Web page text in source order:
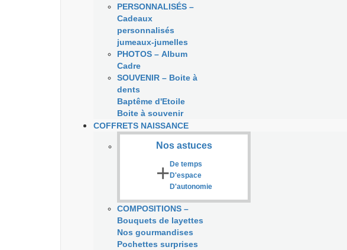
PERSONNALISÉS –
Cadeaux
personnalisés
jumeaux-jumelles
PHOTOS – Album
Cadre
SOUVENIR – Boite à
dents
Baptême d'Etoile
Boite à souvenir
COFFRETS NAISSANCE
Nos astuces
+ De temps
D'espace
D'autonomie
COMPOSITIONS –
Bouquets de layettes
Nos gourmandises
Pochettes surprises